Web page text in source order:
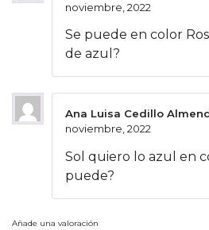
noviembre, 2022
Se puede en color
de azul?
Ana Luisa Cedillo
noviembre, 2022
Sol quiero lo azul en
puede?
Añade una valoración